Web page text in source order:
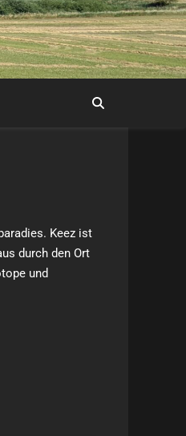
Keez ist
durch den Ort
und